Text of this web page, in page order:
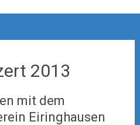
2013
mit dem
Eiringhausen